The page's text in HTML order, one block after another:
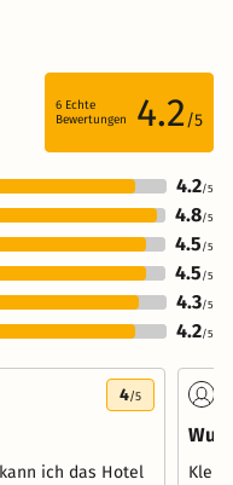
6 Echte
Bewertungen
4.2 /5
4.2/5
4.8/5
4.5 /5
4.5 /5
4.3/5
4.2/5
4/5
ich das Hotel